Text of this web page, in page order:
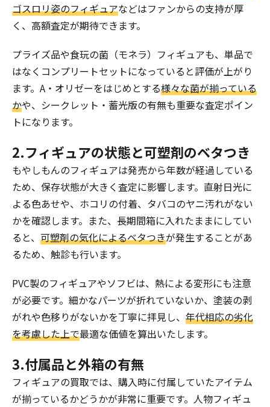
ゴスロリ姿のフィギュアなどはファンからの支持が厚
く、高額査定が期待できます。
プライズ品や食玩の菌（モネラ）フィギュアも、単品で
はなくコンプリートセットになっていると評価が上がり
ます。A・オリゼーをはじめとする様々な菌が揃っている
かや、シークレット・蓄光版の有無も重要な査定ポイン
トになります。
2.フィギュアの状態と可塑剤のベタつき
もやしもんのフィギュアは発売から年数が経過している
ため、保存状態が大きく査定に影響します。直射日光に
よる色あせや、ホコリの付着、タバコのヤニ汚れがない
かを確認します。また、長期間箱に入れたままにしてい
ると、 可塑剤の気化によるベタつきが発生することがあ
るため、触診も行います。
PVC製のフィギュアやソフビは、熱による変形にも注意
が必要です。細かなパーツが折れていないか、塗装の剥
がれや色移りがないかを丁寧に拝見し、 年代相応の劣化
を考慮した上で最適な価値を算出いたします。
3.付属品と外箱の有無
フィギュアの買取では、購入時に付属していたアイテム
が揃っているかどうかが非常に重要です。人物フィギュ